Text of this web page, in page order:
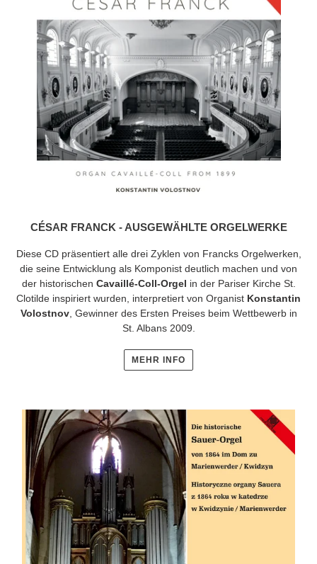
CÉSAR FRANCK - AUSGEWÄHLTE ORGELWERKE
Diese CD präsentiert alle drei Zyklen von Francks Orgelwerken,
die seine Entwicklung als Komponist deutlich machen und von
der historischen Cavaillé-Coll-Orgel in der Pariser Kirche St.
Clotilde inspiriert wurden, interpretiert von Organist Konstantin
Volostnov, Gewinner des Ersten Preises beim Wettbewerb in
St. Albans 2009.
MEHR INFO